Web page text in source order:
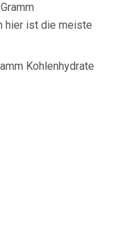
hier ist die meiste
Kohlenhydrate